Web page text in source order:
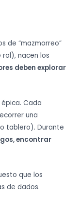
de “mazmorreo”
nacen los
deben explorar
Cada
una
tablero). Durante
encontrar
que los
de dados.